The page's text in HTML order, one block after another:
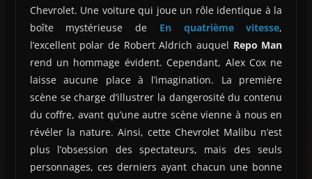
Chevrolet. Une voiture qui joue un rôle identique à la
boîte mystérieuse de En quatrième vitesse,
l’excellent polar de Robert Aldrich auquel Repo Man
rend un hommage évident. Cependant, Alex Cox ne
laisse aucune place à l’imagination. La première
scène se charge d’illustrer la dangerosité du contenu
du coffre, avant qu’une autre scène vienne à nous en
révéler la nature. Ainsi, cette Chevrolet Malibu n’est
plus l’obsession des spectateurs, mais des seuls
personnages, ces derniers ayant chacun une bonne